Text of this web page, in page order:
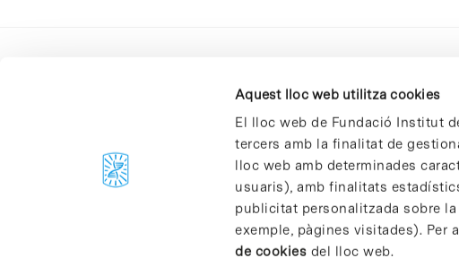
Aquest lloc web utilitza cookies
El lloc web de Fundació Institut
tercers amb la finalitat de
lloc web amb determinades
usuaris), amb finalitats
publicitat personalitzada sobre
exemple, pàgines visitades). Per
de cookies del lloc web.
C/Baldiri Reixac, 4-12 i 15